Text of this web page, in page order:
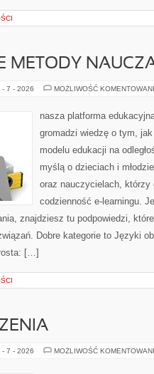
METODY
- 7 - 2026 MOŻLIWOŚĆ
nasza platforma
gromadzi wiedzę o tym,
modelu edukacji na
myślą o dzieciach i
oraz nauczycielach, którzy
codzienność e-learningu.
znajdziesz tu podpowiedzi,
Dobre kategorie to Języki
[…]
- 7 - 2026 MOŻLIWOŚĆ